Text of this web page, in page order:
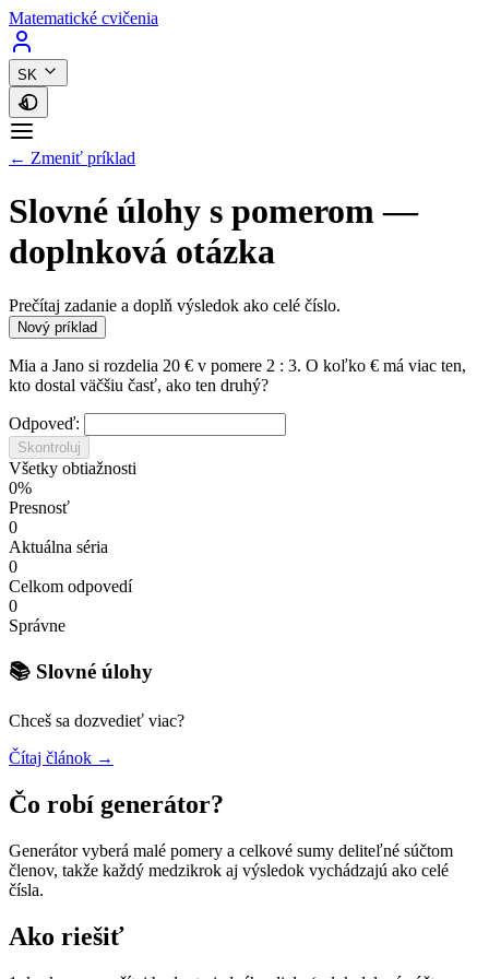
Matematické cvičenia
SK
← Zmeniť príklad
Slovné úlohy s pomerom —
doplnková otázka
Prečítaj zadanie a doplň výsledok ako celé číslo.
Nový príklad
Mia a Jano si rozdelia 20 € v pomere 2 : 3. O koľko € má viac ten,
kto dostal väčšiu časť, ako ten druhý?
Odpoveď:
Skontroluj
Všetky obtiažnosti
0%
Presnosť
0
Aktuálna séria
0
Celkom odpovedí
0
Správne
📚 Slovné úlohy
Chceš sa dozvedieť viac?
Čítaj článok →
Čo robí generátor?
Generátor vyberá malé pomery a celkové sumy deliteľné súčtom
členov, takže každý medzikrok aj výsledok vychádzajú ako celé
čísla.
Ako riešiť